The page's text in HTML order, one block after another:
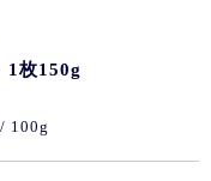
1枚150g
/ 100g